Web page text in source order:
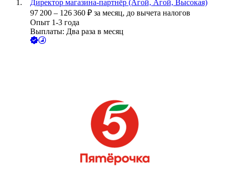
Директор магазина-партнёр (Агой, Агой, Высокая)
97 200 – 126 360 ₽ за месяц, до вычета налогов
Опыт 1-3 года
Выплаты: Два раза в месяц